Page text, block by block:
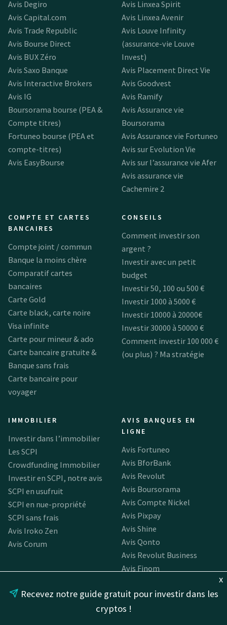
x
Recevez notre guide gratuit pour investir dans les
cryptos !
Avis Degiro
Avis Capital.com
Avis Trade Republic
Avis Bourse Direct
Avis BUX Zéro
Avis Saxo Banque
Avis Interactive Brokers
Avis IG
Boursorama bourse (PEA &
Compte titres)
Fortuneo bourse (PEA et
compte-titres)
Avis EasyBourse
Avis Linxea Spirit
Avis Linxea Avenir
Avis Louve Infinity
(assurance-vie Louve
Invest)
Avis Placement Direct Vie
Avis Goodvest
Avis Ramify
Avis Assurance vie
Boursorama
Avis Assurance vie Fortuneo
Avis sur Evolution Vie
Avis sur l’assurance vie Afer
Avis assurance vie
Cachemire 2
COMPTE ET CARTES
BANCAIRES
Compte joint / commun
Banque la moins chère
Comparatif cartes
bancaires
Carte Gold
Carte black, carte noire
Visa infinite
Carte pour mineur & ado
Carte bancaire gratuite &
Banque sans frais
Carte bancaire pour
voyager
CONSEILS
Comment investir son
argent ?
Investir avec un petit
budget
Investir 50, 100 ou 500 €
Investir 1000 à 5000 €
Investir 10000 à 20000€
Investir 30000 à 50000 €
Comment investir 100 000 €
(ou plus) ? Ma stratégie
IMMOBILIER
Investir dans l’immobilier
Les SCPI
Crowdfunding Immobilier
Investir en SCPI, notre avis
SCPI en usufruit
SCPI en nue-propriété
SCPI sans frais
Avis Iroko Zen
Avis Corum
AVIS BANQUES EN
LIGNE
Avis Fortuneo
Avis BforBank
Avis Revolut
Avis Boursorama
Avis Compte Nickel
Avis Pixpay
Avis Shine
Avis Qonto
Avis Revolut Business
Avis Finom
Avis Hello bank! Pro
Avis L by LCL Pro